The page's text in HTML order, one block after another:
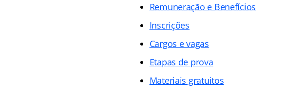
Remuneração e Benefícios
Inscrições
Cargos e vagas
Etapas de prova
Materiais gratuitos